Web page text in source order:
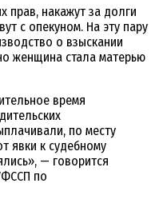
прав, накажут за долги
с опекуном. На эту пару
о взыскании
женщина стала матерью
время
по месту
явки к судебному
— говорится
по